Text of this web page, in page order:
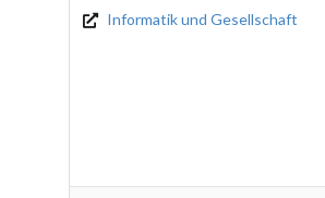
Informatik und Gesellschaft